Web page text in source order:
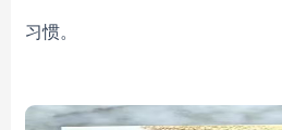
习惯。